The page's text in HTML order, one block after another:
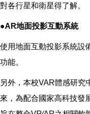
對各行星和衛星得了解。
●AR地面投影互動系統
使用地面互動投影系統設
功能。
另外，本校VAR體感研究
來，為配合國家高科技發